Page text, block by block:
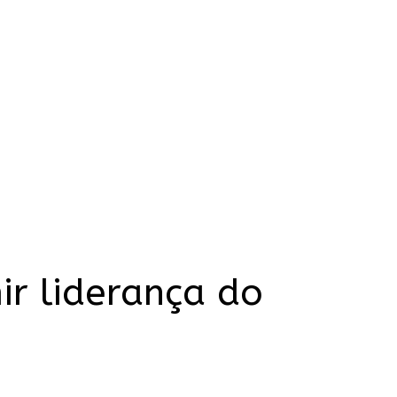
liderança do